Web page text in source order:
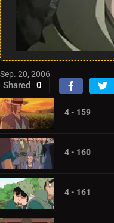
Sep. 20, 2006
Shared 0
4 - 159
4 - 160
4 - 161